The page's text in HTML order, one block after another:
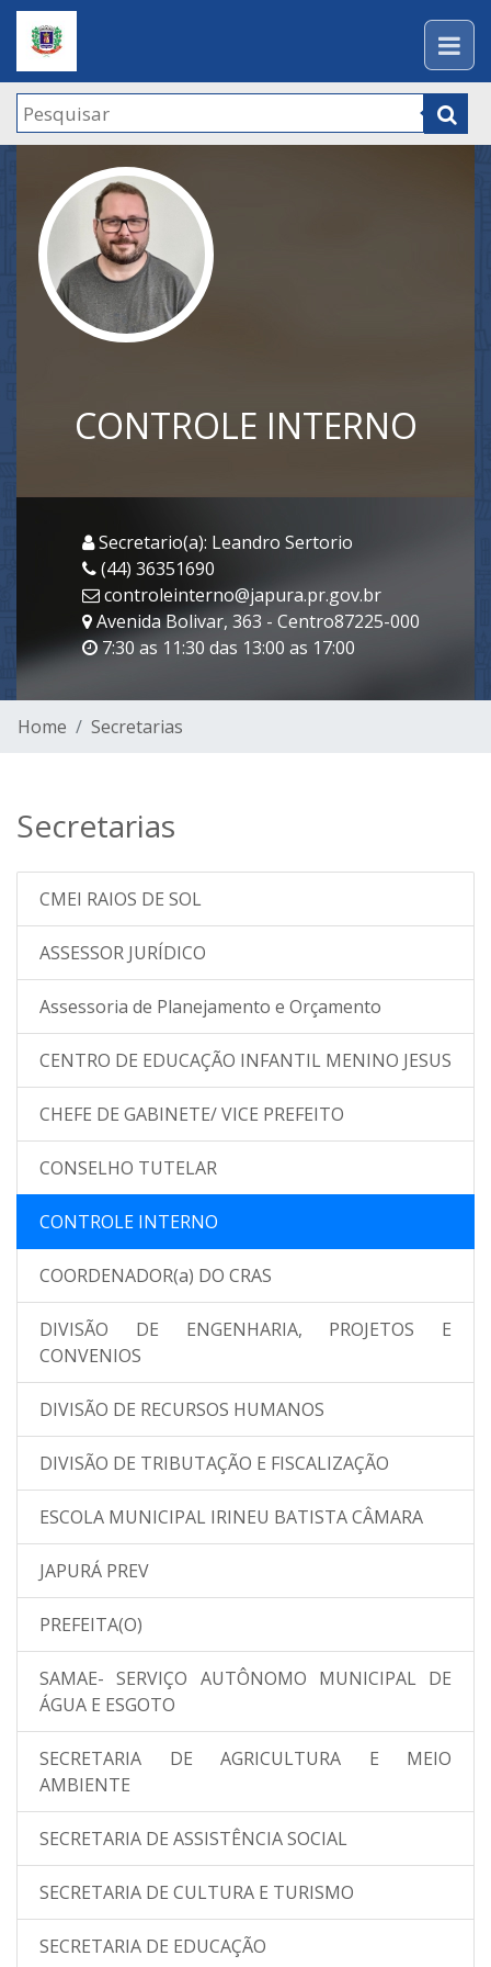
CONTROLE INTERNO
Secretario(a): Leandro Sertorio
(44) 36351690
controleinterno@japura.pr.gov.br
Avenida Bolivar, 363 - Centro87225-000
7:30 as 11:30 das 13:00 as 17:00
Home Secretarias
Secretarias
CMEI RAIOS DE SOL
ASSESSOR JURÍDICO
Assessoria de Planejamento e Orçamento
CENTRO DE EDUCAÇÃO INFANTIL MENINO JESUS
CHEFE DE GABINETE/ VICE PREFEITO
CONSELHO TUTELAR
CONTROLE INTERNO
COORDENADOR(a) DO CRAS
DIVISÃO DE ENGENHARIA, PROJETOS E
CONVENIOS
DIVISÃO DE RECURSOS HUMANOS
DIVISÃO DE TRIBUTAÇÃO E FISCALIZAÇÃO
ESCOLA MUNICIPAL IRINEU BATISTA CÂMARA
JAPURÁ PREV
PREFEITA(O)
SAMAE- SERVIÇO AUTÔNOMO MUNICIPAL DE
ÁGUA E ESGOTO
SECRETARIA DE AGRICULTURA E MEIO
AMBIENTE
SECRETARIA DE ASSISTÊNCIA SOCIAL
SECRETARIA DE CULTURA E TURISMO
SECRETARIA DE EDUCAÇÃO